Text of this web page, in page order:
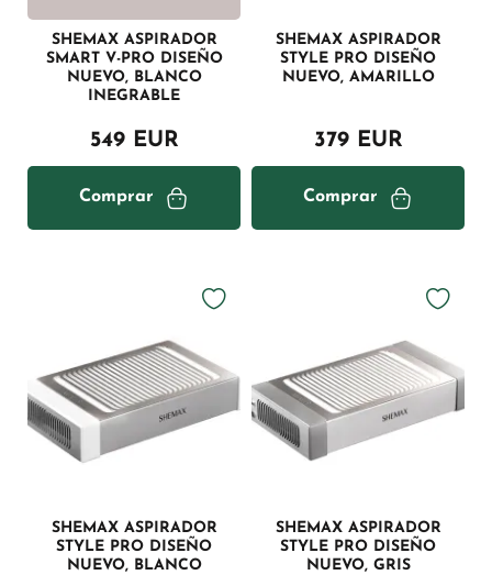
SHEMAX ASPIRADOR
SMART V-PRO DISEÑO
NUEVO, BLANCO
INEGRABLE
549 EUR
Comprar
SHEMAX ASPIRADOR
STYLE PRO DISEÑO
NUEVO, AMARILLO
379 EUR
Comprar
SHEMAX ASPIRADOR
STYLE PRO DISEÑO
NUEVO, BLANCO
SHEMAX ASPIRADOR
STYLE PRO DISEÑO
NUEVO, GRIS